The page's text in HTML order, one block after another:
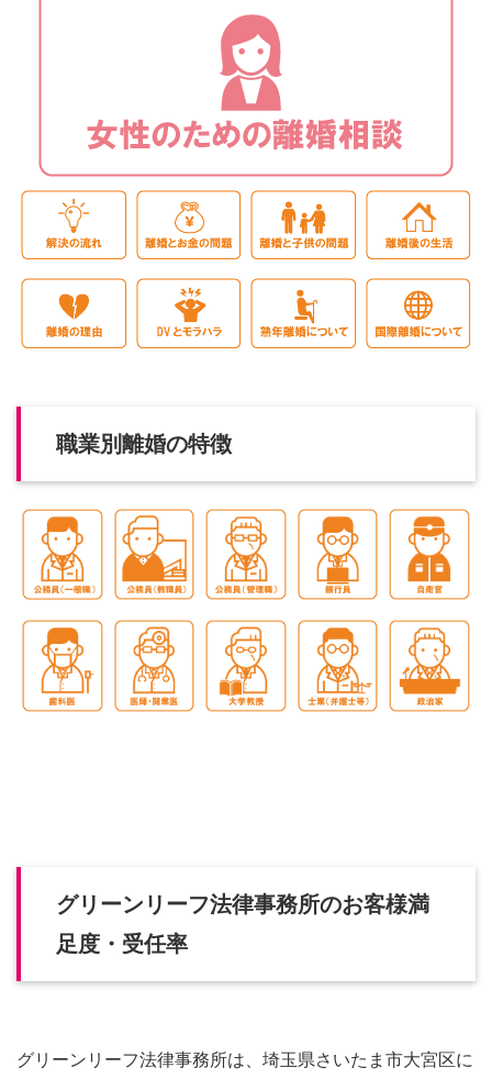
職業別離婚の特徴
グリーンリーフ法律事務所のお客様満
足度・受任率
グリーンリーフ法律事務所は、埼玉県さいたま市大宮区に